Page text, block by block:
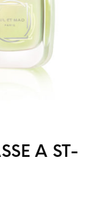
A ST-